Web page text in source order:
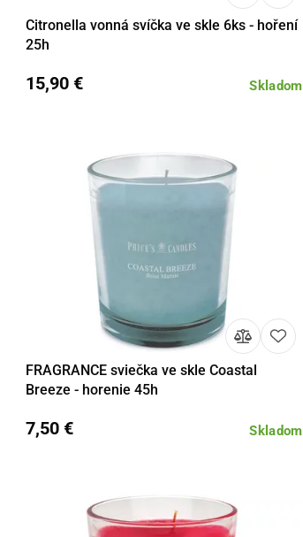
Detail Do košíka
Citronella vonná svíčka ve skle 6ks - hoření
25h
Skladom
15,90 €
Detail Do košíka
FRAGRANCE sviečka ve skle Coastal
Breeze - horenie 45h
Skladom
7,50 €